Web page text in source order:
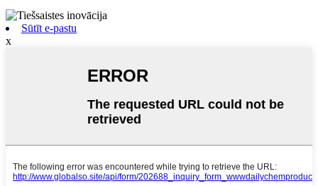
Sūtīt e-pastu
x